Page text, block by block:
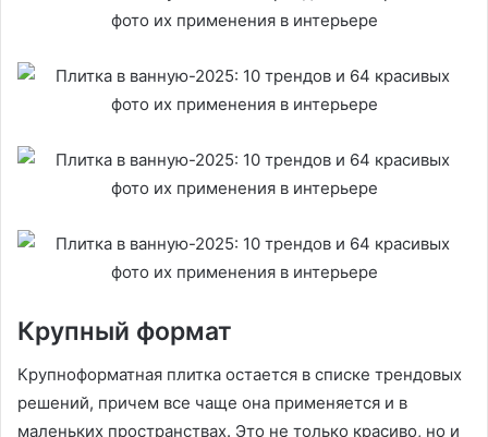
Крупный формат
Крупноформатная плитка остается в списке трендовых
решений, причем все чаще она применяется и в
маленьких пространствах. Это не только красиво, но и